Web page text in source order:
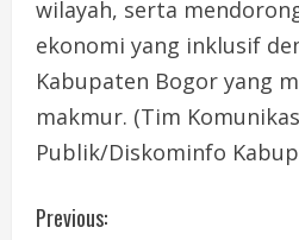
wilayah, serta
ekonomi yang inklusif
Kabupaten Bogor yang
makmur. (Tim
Publik/Diskominfo
C
Previous: